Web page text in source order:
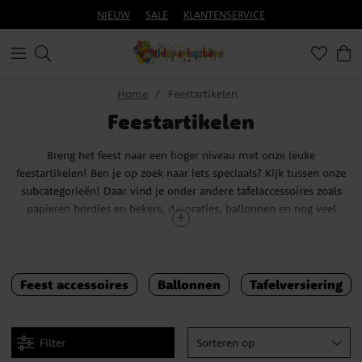
NIEUW SALE KLANTENSERVICE
Home Feestartikelen
Feestartikelen
Breng het feest naar een hoger niveau met onze leuke
feestartikelen! Ben je op zoek naar iets speciaals? Kijk tussen onze
subcategorieën! Daar vind je onder andere tafelaccessoires zoals
papieren bordjes en bekers, decoraties, ballonnen en nog veel
meer.
neerzetten? Dan weten we zeker dat je een paar dingen kunt vinden
die van pas kunnen komen. Niet zeker wat je wilt? Dan vind je
Het samenstellen van het perfecte kinderfeestje vergt enige
planning. Hier bij Kidspartystore zijn we er trots op dat we een
Feest accessoires Ballonnen Tafelversiering
Filter Sorteren op